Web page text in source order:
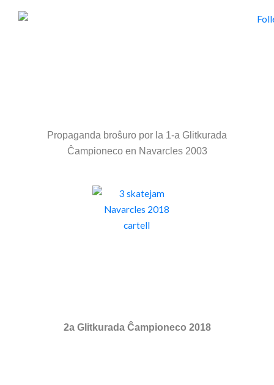
Propaganda broŝuro por la 1-a Glitkurada
Ĉampioneco en Navarcles 2003
2a Glitkurada Ĉampioneco 2018